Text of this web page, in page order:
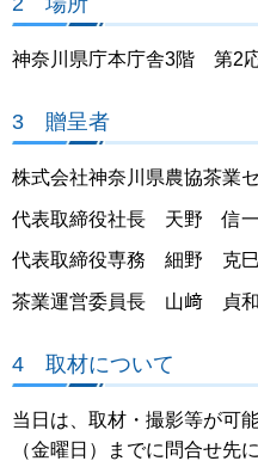
神奈川県庁本庁舎3階 第2
3 贈呈者
株式会社神奈川県農協茶業
代表取締役社長 天野 信
代表取締役専務 細野 克
茶業運営委員長 山﨑 貞
4 取材について
当日は、取材・撮影等が可
（金曜日）までに問合せ先